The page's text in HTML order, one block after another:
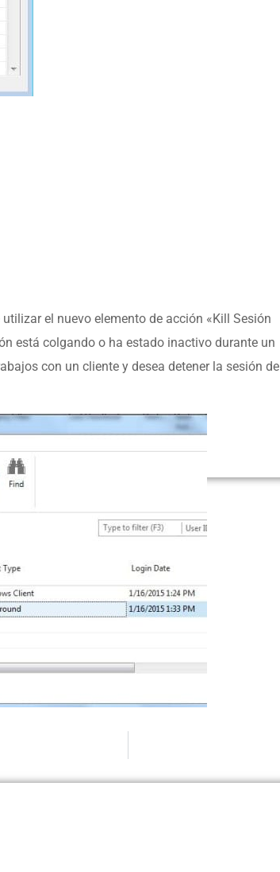
el nuevo elemento de acción «Kill Sesión
está colgando o ha estado inactivo durante un
con un cliente y desea detener la sesión de